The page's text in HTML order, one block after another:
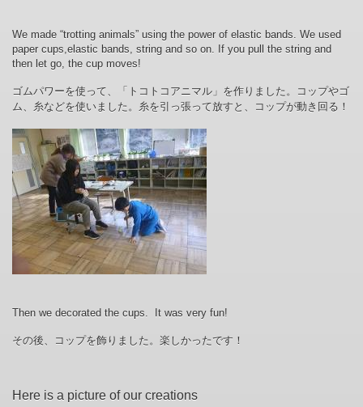
We made “trotting animals” using the power of elastic bands. We used
paper cups,elastic bands, string and so on. If you pull the string and
then let go, the cup moves!
ゴムパワーを使って、「トコトコアニマル」を作りました。コップやゴ
ム、糸などを使いました。糸を引っ張って放すと、コップが動き回る！
Then we decorated the cups. It was very fun!
その後、コップを飾りました。楽しかったです！
Here is a picture of our creations